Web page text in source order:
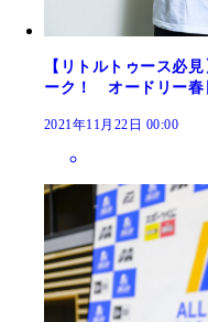
【リトルトゥース必
ーク！ オードリー春
2021年11月22日 00:00